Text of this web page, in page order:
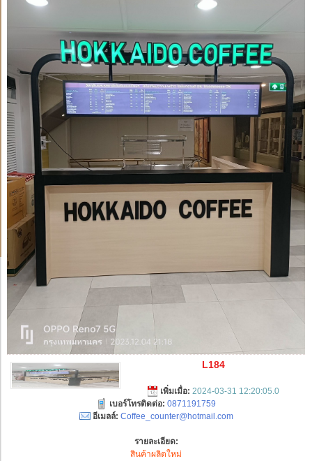
L184
เพิ่มเมื่อ: 2024-03-31 12:20:05.0
เบอร์โทรติดต่อ: 0871191759
อีเมลล์: Coffee_counter@hotmail.com
รายละเอียด:
สินค้าผลิตใหม่